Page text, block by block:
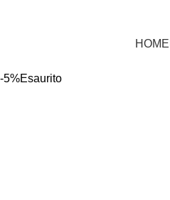
HOME
-5%Esaurito